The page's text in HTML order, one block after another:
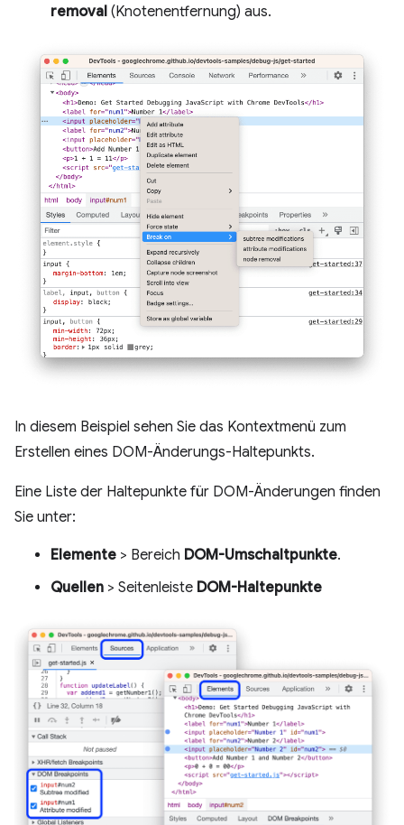
removal (Knotenentfernung) aus.
In diesem Beispiel sehen Sie das Kontextmenü zum
Erstellen eines DOM-Änderungs-Haltepunkts.
Eine Liste der Haltepunkte für DOM-Änderungen finden
Sie unter:
Elemente > Bereich DOM-Umschaltpunkte.
Quellen > Seitenleiste DOM-Haltepunkte